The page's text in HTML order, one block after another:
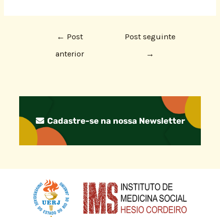
← Post
anterior
Post seguinte
→
Cadastre-se na nossa Newsletter